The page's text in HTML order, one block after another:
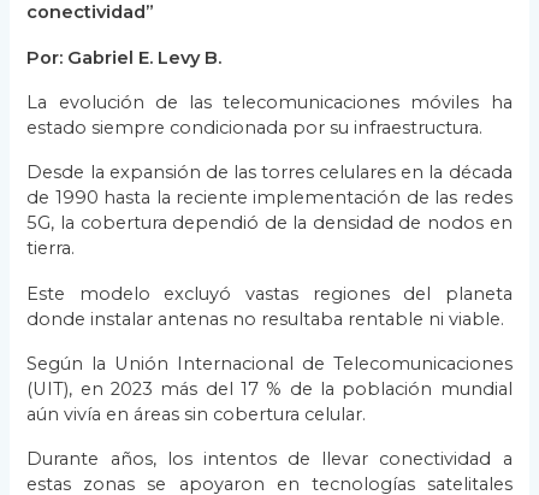
conectividad”
Por: Gabriel E. Levy B.
La evolución de las telecomunicaciones móviles ha
estado siempre condicionada por su infraestructura.
Desde la expansión de las torres celulares en la década
de 1990 hasta la reciente implementación de las redes
5G, la cobertura dependió de la densidad de nodos en
tierra.
Este modelo excluyó vastas regiones del planeta
donde instalar antenas no resultaba rentable ni viable.
Según la Unión Internacional de Telecomunicaciones
(UIT), en 2023 más del 17 % de la población mundial
aún vivía en áreas sin cobertura celular.
Durante años, los intentos de llevar conectividad a
estas zonas se apoyaron en tecnologías satelitales